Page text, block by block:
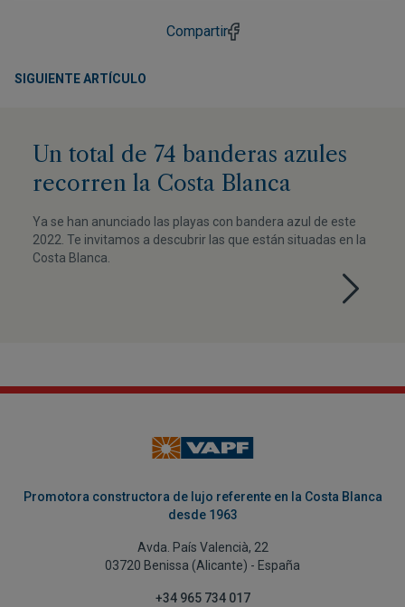
Compartir
SIGUIENTE ARTÍCULO
Un total de 74 banderas azules
recorren la Costa Blanca
Ya se han anunciado las playas con bandera azul de este
2022. Te invitamos a descubrir las que están situadas en la
Costa Blanca.
Promotora constructora de lujo referente en la Costa Blanca
desde 1963
Avda. País Valencià, 22
03720 Benissa (Alicante) - España
+34 965 734 017